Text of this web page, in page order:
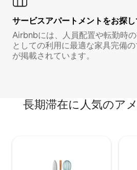
サービスアパートメントをお探し
Airbnbには、人員配置や転勤時
としての利用に最適な家具完備
が掲載されています。
長期滞在に人気のア